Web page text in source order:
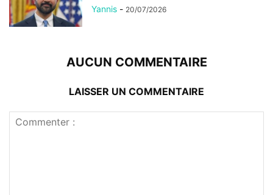
Yannis - 20/07/2026
AUCUN COMMENTAIRE
LAISSER UN COMMENTAIRE